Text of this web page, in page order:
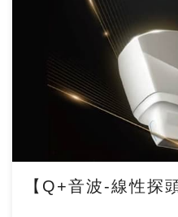
【Q+音波-線性探